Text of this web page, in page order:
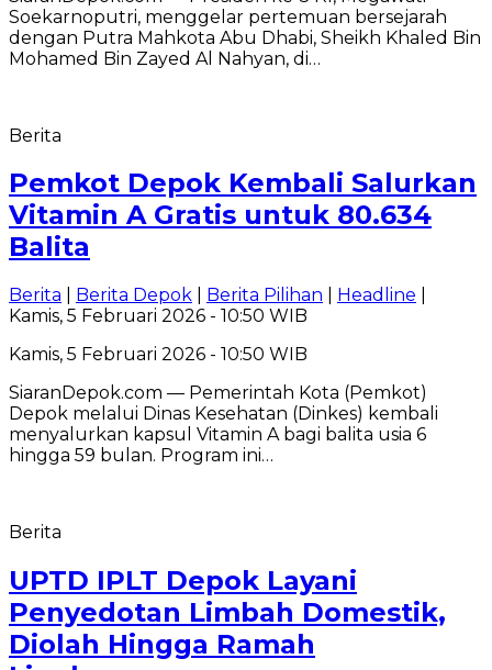
Soekarnoputri, menggelar pertemuan bersejarah
dengan Putra Mahkota Abu Dhabi, Sheikh Khaled Bin
Mohamed Bin Zayed Al Nahyan, di…
Berita
Pemkot Depok Kembali Salurkan
Vitamin A Gratis untuk 80.634
Balita
Berita Berita Depok Berita Pilihan Headline
Kamis, 5 Februari 2026 - 10:50 WIB
Kamis, 5 Februari 2026 - 10:50 WIB
SiaranDepok.com — Pemerintah Kota (Pemkot)
Depok melalui Dinas Kesehatan (Dinkes) kembali
menyalurkan kapsul Vitamin A bagi balita usia 6
hingga 59 bulan. Program ini…
Berita
UPTD IPLT Depok Layani
Penyedotan Limbah Domestik,
Diolah Hingga Ramah